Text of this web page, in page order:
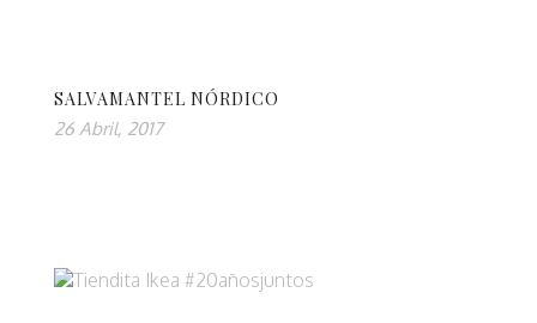
SALVAMANTEL NÓRDICO
26 Abril, 2017